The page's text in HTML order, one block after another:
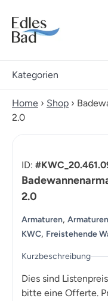
Kategorien
Home › Shop ›
2.0
ID:
2.0
Armaturen,
KWC, Freistehende
Kurzbeschreibung
Dies sind
bitte eine Offerte.